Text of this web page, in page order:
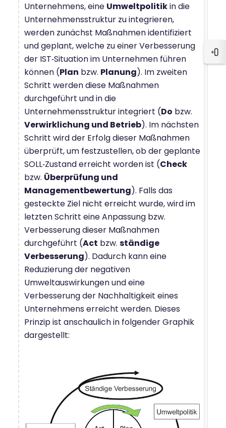
Unternehmens, eine Umweltpolitikin die
Unternehmensstruktur zu integrieren,
werden zunächst Maßnahmen identifiziert
und geplant, welche zu einer Verbesserung
der IST‑Situation im Unternehmen führen
können (Plan bzw. Planung). Im zweiten
Schritt werden diese Maßnahmen
durchgeführt und in die
Unternehmensstruktur integriert (Do bzw.
Verwirklichung und Betrieb). Im nächsten
Schritt wird der Erfolg dieser Maßnahmen
überprüft, um festzustellen, ob der geplante
SOLL‑Zustand erreicht worden ist (Check
bzw. Überprüfung und
Managementbewertung). Falls das
gesteckte Ziel nicht erreicht wurde, wird im
letzten Schritt eine Anpassung bzw.
Verbesserung dieser Maßnahmen
durchgeführt (Act bzw. ständige
Verbesserung). Dadurch kann eine
Reduzierung der negativen
Umweltauswirkungen und eine
Verbesserung der Nachhaltigkeit eines
Unternehmens erreicht werden. Dieses
Prinzip ist anschaulich in folgender Graphik
dargestellt: